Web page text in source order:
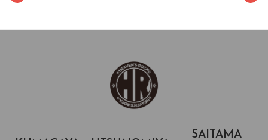
SAITAMA